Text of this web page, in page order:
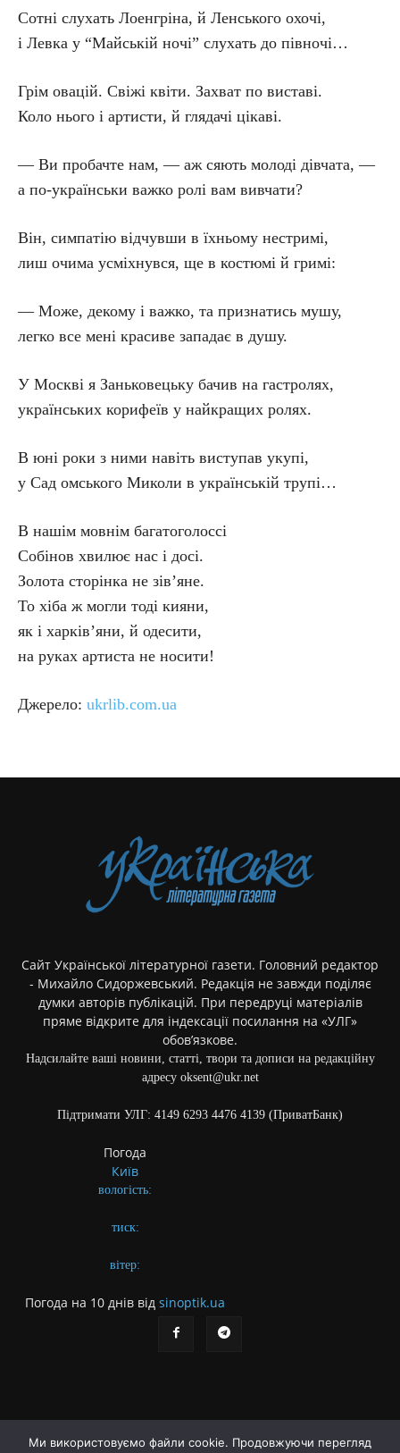
Сотні слухать Лоенгріна, й Ленського охочі,
і Левка у “Майській ночі” слухать до півночі…
Грім овацій. Свіжі квіти. Захват по виставі.
Коло нього і артисти, й глядачі цікаві.
— Ви пробачте нам, — аж сяють молоді дівчата, —
а по-українськи важко ролі вам вивчати?
Він, симпатію відчувши в їхньому нестримі,
лиш очима усміхнувся, ще в костюмі й гримі:
— Може, декому і важко, та признатись мушу,
легко все мені красиве западає в душу.
У Москві я Заньковецьку бачив на гастролях,
українських корифеїв у найкращих ролях.
В юні роки з ними навіть виступав укупі,
у Сад омського Миколи в українській трупі…
В нашім мовнім багатоголоссі
Собінов хвилює нас і досі.
Золота сторінка не зів’яне.
То хіба ж могли тоді кияни,
як і харків’яни, й одесити,
на руках артиста не носити!
Джерело: ukrlib.com.ua
Сайт Української літературної газети. Головний редактор
- Михайло Сидоржевський. Редакція не завжди поділяє
думки авторів публікацій. При передруці матеріалів
пряме відкрите для індексації посилання на «УЛГ»
обов’язкове.
Надсилайте ваші новини, статті, твори та дописи на редакційну
адресу oksent@ukr.net
Підтримати УЛГ: 4149 6293 4476 4139 (ПриватБанк)
Погода
Київ
вологість:
тиск:
вітер:
Погода на 10 днів від sinoptik.ua
Ми використовуємо файли cookie. Продовжуючи перегляд